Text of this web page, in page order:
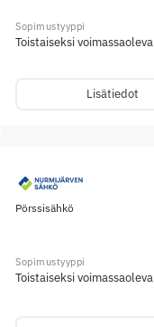
Toistaiseksi voimassaoleva
Lisätiedot
Pörssisähkö
Toistaiseksi voimassaoleva